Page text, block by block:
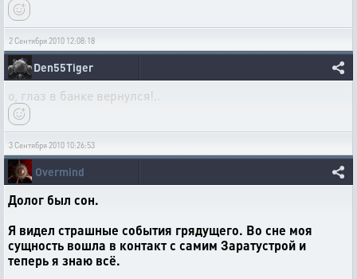
2 Сентября 2010 12:08:18
Den55Tiger
о, глаз в банке вернулся!..
3 Сентября 2010 10:26:53
Overmind
Долог был сон.
Я видел страшные события грядущего. Во сне моя
сущность вошла в контакт с самим Заратустрой и
теперь я знаю всё.